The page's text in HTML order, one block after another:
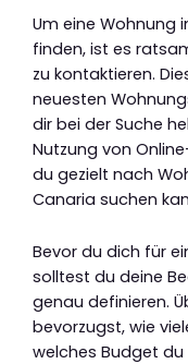
Um eine Wohnung
finden, ist es
zu kontaktieren.
neuesten
dir bei der Suche
Nutzung von
du gezielt nach
Canaria suchen
Bevor du dich für
solltest du deine
genau definieren.
bevorzugst, wie
welches Budget du